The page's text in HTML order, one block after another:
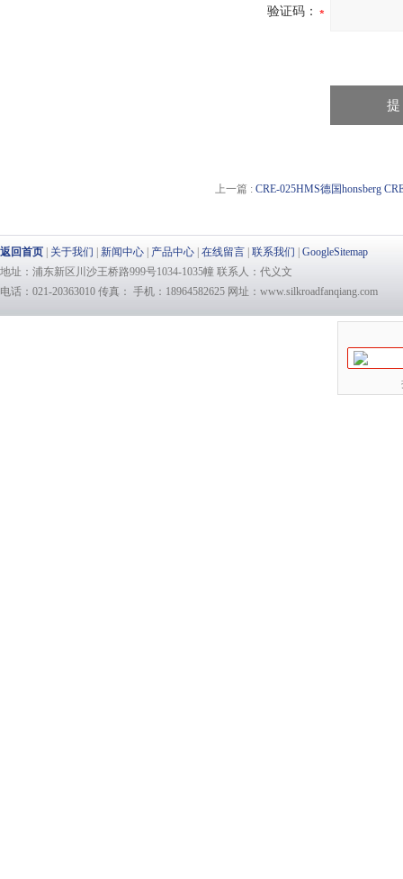
验证码：
上一篇 : CRE-025HMS德国honsberg
返回首页 关于我们 新闻中心 产品中心 在线留言 联系我们
GoogleSitemap
地址：浦东新区川沙王桥路999号1034-1035幢 联系人：代义文
电话：021-20363010 传真： 手机：18964582625 网址：www.silkroadfanqiang.com